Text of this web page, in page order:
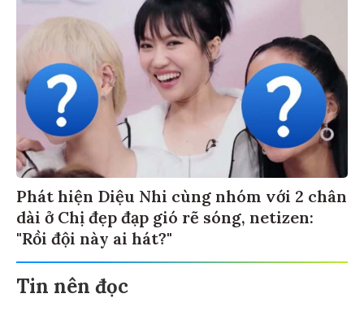
Phát hiện Diệu Nhi cùng nhóm với 2 chân
dài ở Chị đẹp đạp gió rẽ sóng, netizen:
"Rồi đội này ai hát?"
Tin nên đọc